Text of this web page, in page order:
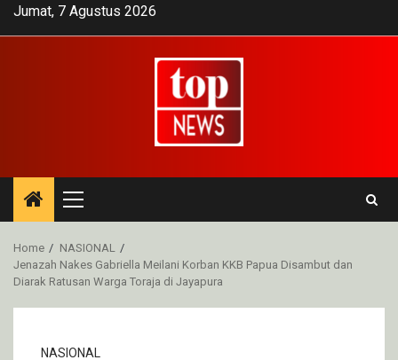
SkipJumat, 7 Agustus 2026
Primary
Menu
Home
NASIONAL
Jenazah Nakes Gabriella Meilani Korban KKB Papua Disambut dan
Diarak Ratusan Warga Toraja di Jayapura
NASIONAL